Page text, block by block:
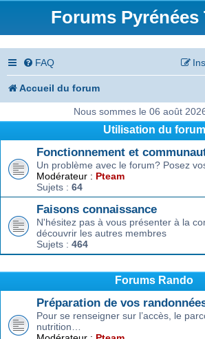
Forums Pyrénées
FAQ
Accueil du forum
Nous sommes le 06 août
Utilisation du forum
Fonctionnement et
Un problème avec le forum? Posez
Modérateur : Pteam
Sujets : 64
Faisons connaissance
N'hésitez pas à vous présenter à la
découvrir les autres membres
Sujets : 464
Forums Rando
Préparation de vos
Pour se renseigner sur l’accès, le
nutrition…